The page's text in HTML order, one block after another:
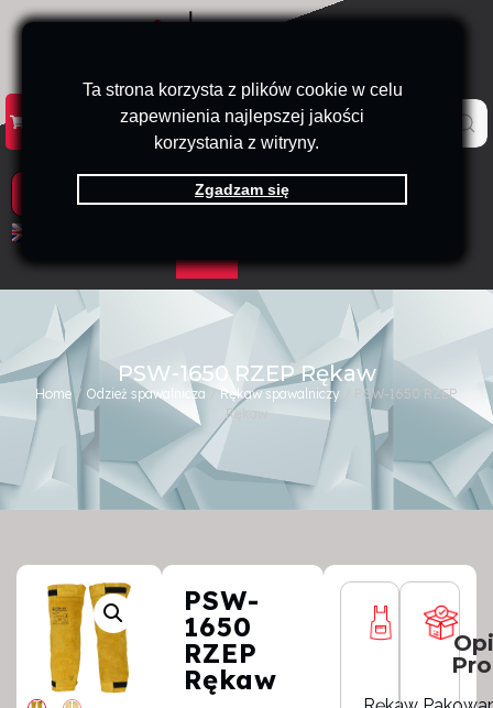
Ta strona korzysta z plików cookie w celu
zapewnienia najlepszej jakości
korzystania z witryny.
Zgadzam się
KATALOG KONTAKT
PSW-1650 RZEP Rękaw
Home/ Odzież spawalnicza /Rękaw spawalniczy / PSW-1650 RZEP
Rękaw
PSW-
1650
RZEP
Rękaw